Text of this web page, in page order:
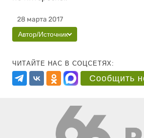
28 марта 2017
Автор/Источник
ЧИТАЙТЕ НАС В СОЦСЕТЯХ:
Сообщить